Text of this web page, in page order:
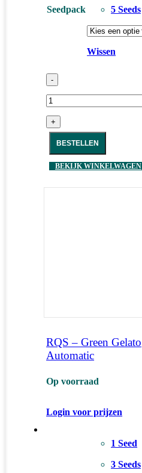
Seedpack 5 Seeds
Wissen
-
+
BESTELLEN
BEKIJK WINKELWAGEN
RQS – Green Gelato
Automatic
Op voorraad
Login voor prijzen
1 Seed
3 Seeds